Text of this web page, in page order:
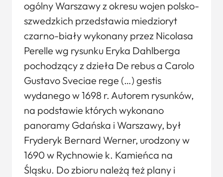
ogólny Warszawy z okresu wojen polsko-
szwedzkich przedstawia miedzioryt
czarno-biały wykonany przez Nicolasa
Perelle wg rysunku Eryka Dahlberga
pochodzący z dzieła De rebus a Carolo
Gustavo Sveciae rege (…) gestis
wydanego w 1698 r. Autorem rysunków,
na podstawie których wykonano
panoramy Gdańska i Warszawy, był
Fryderyk Bernard Werner, urodzony w
1690 w Rychnowie k. Kamieńca na
Śląsku. Do zbioru należą też plany i